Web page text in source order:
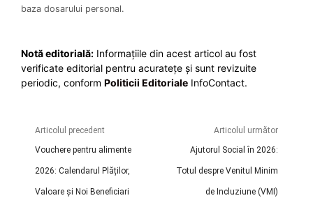
baza dosarului personal.
Notă editorială: Informațiile din acest articol au fost
verificate editorial pentru acuratețe și sunt revizuite
periodic, conform Politicii Editoriale InfoContact.
Articolul precedent
Vouchere pentru alimente
2026: Calendarul Plăților,
Valoare și Noi Beneficiari
Articolul următor
Ajutorul Social în 2026:
Totul despre Venitul Minim
de Incluziune (VMI)